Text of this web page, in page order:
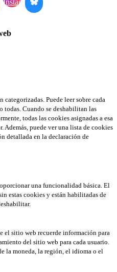
Puede leer sobre cada
todas. Cuando se deshabilitan las
todas las cookies asignadas a esa
Además, puede ver una lista de cookies
detallada en la declaración de
una funcionalidad básica. El
estas cookies y están habilitadas de
el sitio web recuerde información para
del sitio web para cada usuario.
la moneda, la región, el idioma o el